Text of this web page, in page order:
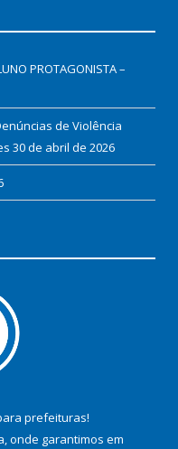
PROTAGONISTA –
de Violência
30 de abril de 2026
prefeituras!
onde garantimos em